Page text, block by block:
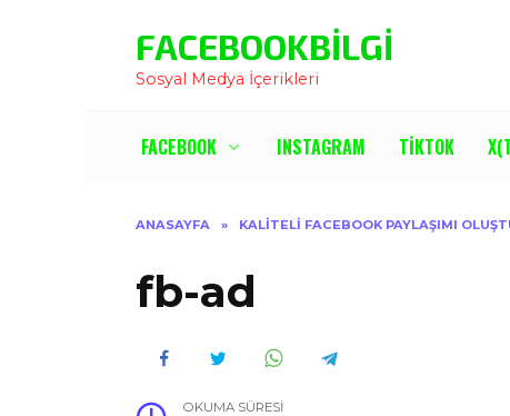
FACEBOOKBILGI
Sosyal Medya İçerikleri
FACEBOOK INSTAGRAM TIKTOK
ANASAYFA » KALITELI FACEBOOK PAYLAŞIMI
fb-ad
OKUMA SÜRESI